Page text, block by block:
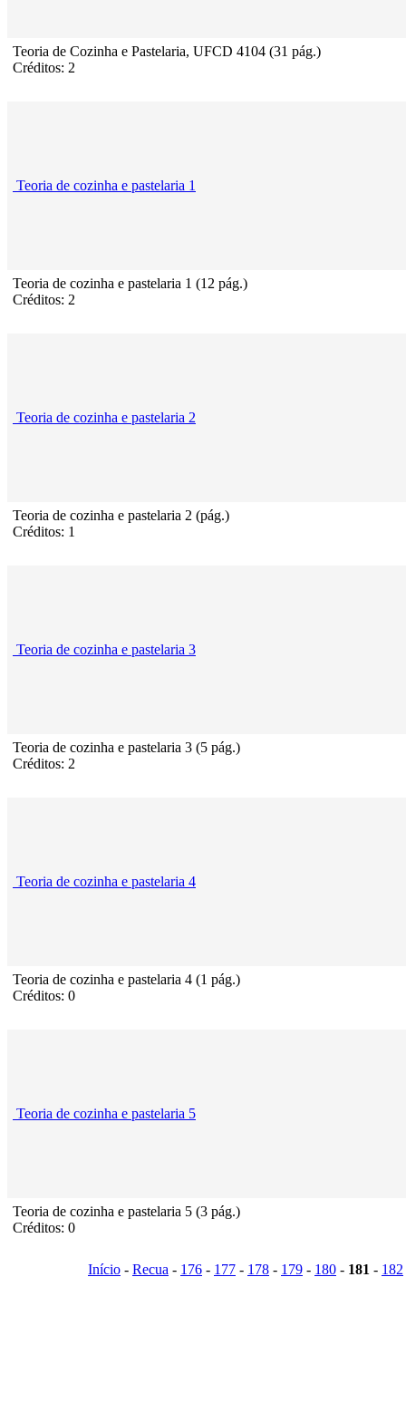
Teoria de Cozinha e Pastelaria, UFCD 4104 (31 pág.)
Créditos: 2
Teoria de cozinha e pastelaria 1
Teoria de cozinha e pastelaria 1 (12 pág.)
Créditos: 2
Teoria de cozinha e pastelaria 2
Teoria de cozinha e pastelaria 2 (pág.)
Créditos: 1
Teoria de cozinha e pastelaria 3
Teoria de cozinha e pastelaria 3 (5 pág.)
Créditos: 2
Teoria de cozinha e pastelaria 4
Teoria de cozinha e pastelaria 4 (1 pág.)
Créditos: 0
Teoria de cozinha e pastelaria 5
Teoria de cozinha e pastelaria 5 (3 pág.)
Créditos: 0
Início - Recua - 176 - 177 - 178 - 179 - 180 - 181 - 182